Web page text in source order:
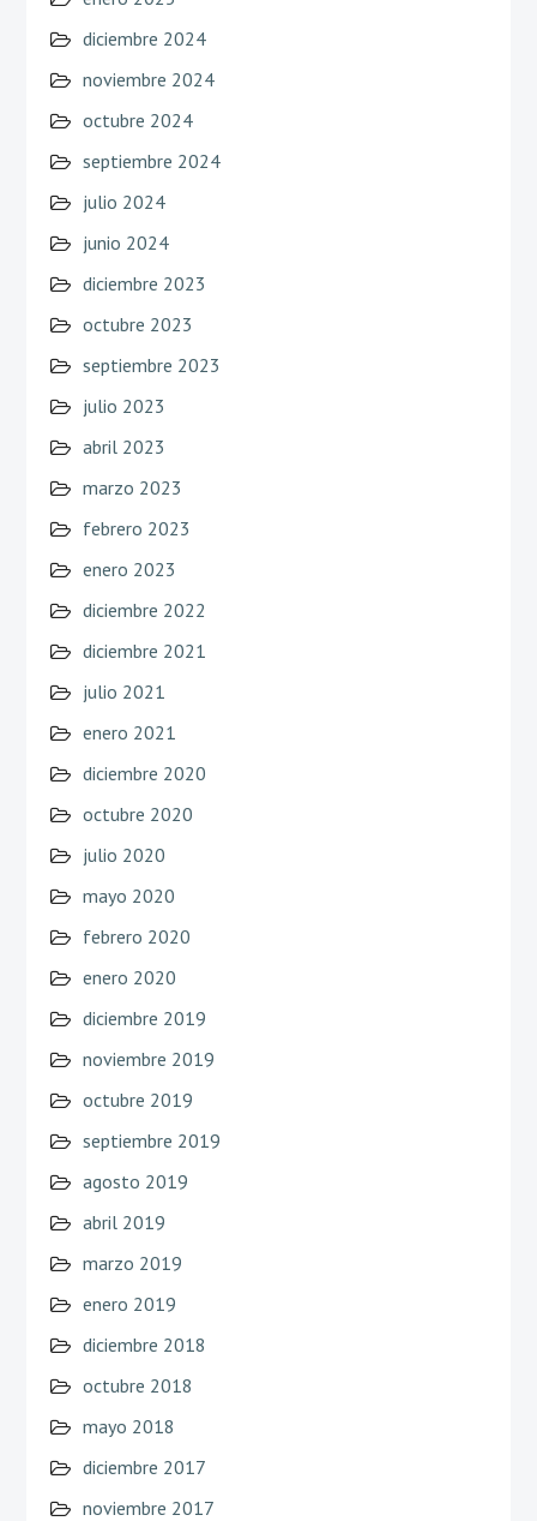
diciembre 2024
noviembre 2024
octubre 2024
septiembre 2024
julio 2024
junio 2024
diciembre 2023
octubre 2023
septiembre 2023
julio 2023
abril 2023
marzo 2023
febrero 2023
enero 2023
diciembre 2022
diciembre 2021
julio 2021
enero 2021
diciembre 2020
octubre 2020
julio 2020
mayo 2020
febrero 2020
enero 2020
diciembre 2019
noviembre 2019
octubre 2019
septiembre 2019
agosto 2019
abril 2019
marzo 2019
enero 2019
diciembre 2018
octubre 2018
mayo 2018
diciembre 2017
noviembre 2017